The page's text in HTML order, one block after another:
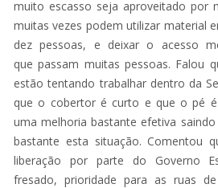
muito escasso seja aproveitado por
muitas vezes podem utilizar material
dez pessoas, e deixar o acesso
que passam muitas pessoas. Falou
estão tentando trabalhar dentro da
que o cobertor é curto e que o pé
uma melhoria bastante efetiva
bastante esta situação. Comentou
liberação por parte do Governo
fresado, prioridade para as ruas